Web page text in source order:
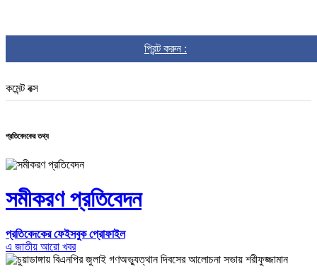
প্রিন্ট করুন :
কমেন্ট বক্স
প্রতিবেদকের তথ্য
সমীকরণ প্রতিবেদন
প্রতিবেদকের ফেইসবুক প্রোফাইল
এ জাতীয় আরো খবর